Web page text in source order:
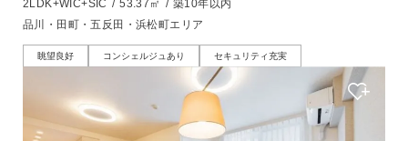
2LDK+WIC+SIC / 53.37㎡ / 築10年以内
品川・田町・五反田・浜松町エリア
眺望良好 コンシェルジュあり セキュリティ充実